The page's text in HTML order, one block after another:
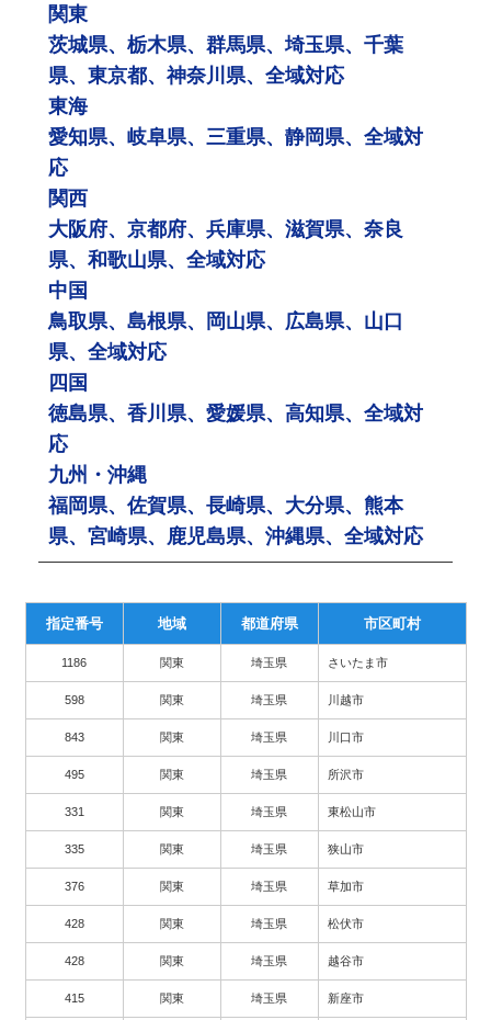
関東
茨城県、栃木県、群馬県、埼玉県、千葉
県、東京都、神奈川県、全域対応
東海
愛知県、岐阜県、三重県、静岡県、全域対
応
関西
大阪府、京都府、兵庫県、滋賀県、奈良
県、和歌山県、全域対応
中国
鳥取県、島根県、岡山県、広島県、山口
県、全域対応
四国
徳島県、香川県、愛媛県、高知県、全域対
応
九州・沖縄
福岡県、佐賀県、長崎県、大分県、熊本
県、宮崎県、鹿児島県、沖縄県、全域対応
指定番号 地域 都道府県 市区町村
1186 関東 埼玉県 さいたま市
598 関東 埼玉県 川越市
843 関東 埼玉県 川口市
495 関東 埼玉県 所沢市
331 関東 埼玉県 東松山市
335 関東 埼玉県 狭山市
376 関東 埼玉県 草加市
428 関東 埼玉県 松伏市
428 関東 埼玉県 越谷市
415 関東 埼玉県 新座市